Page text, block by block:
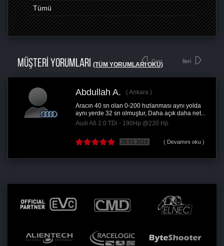
Tümü
MÜŞTERİ YORUMLARI (TÜM YORUMLARI OKU)
Geri
Abdullah A.
Ankara
Aracın 40 sn olan 0-200 hızlanması aynı yolda
aynı yerde 32 sn olmuştur, Daha açık daha net...
Audi A6 2.0 TDi - 190Hp @220 Hp
28.01.2016 ( Devamını oku )
İleri